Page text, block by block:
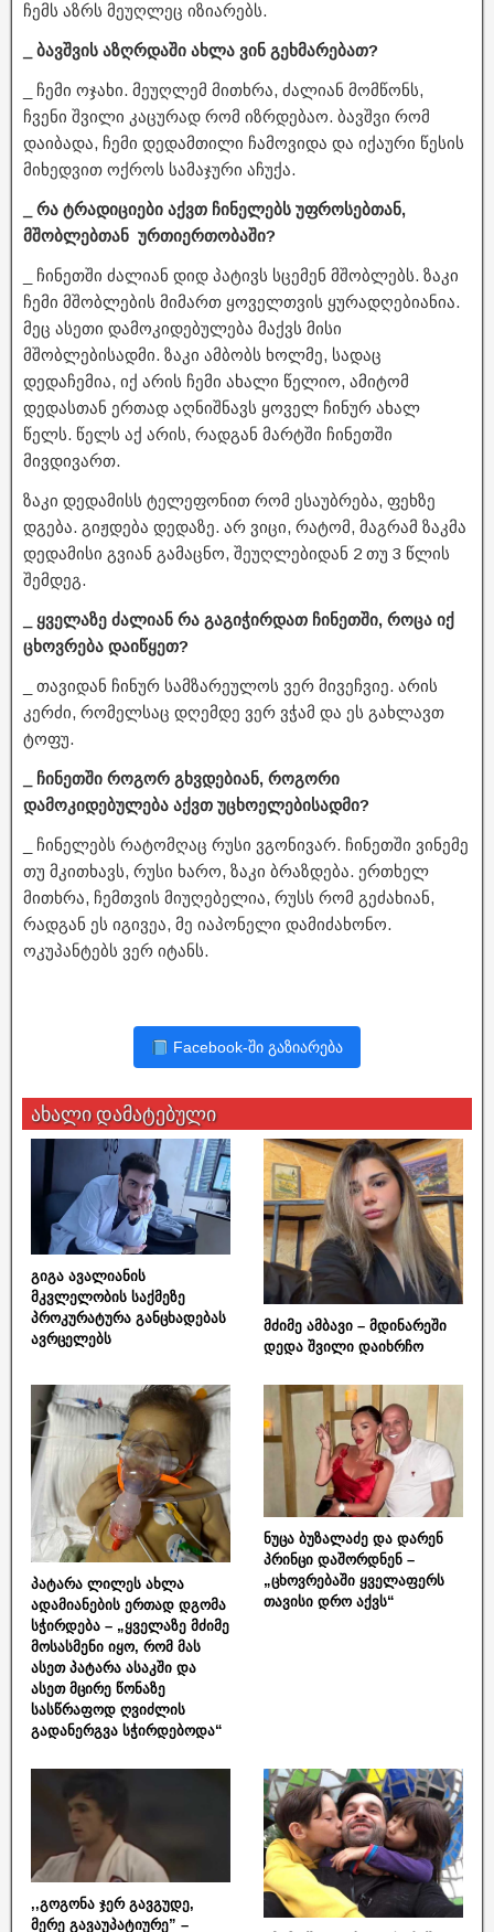
ჩემს აზრს მეუღლეც იზიარებს.
_ ბავშვის აზღრდაში ახლა ვინ გეხმარებათ?
_ ჩემი ოჯახი. მეუღლემ მითხრა, ძალიან მომწონს,
ჩვენი შვილი კაცურად რომ იზრდებაო. ბავშვი რომ
დაიბადა, ჩემი დედამთილი ჩამოვიდა და იქაური წესის
მიხედვით ოქროს სამაჯური აჩუქა.
_ რა ტრადიციები აქვთ ჩინელებს უფროსებთან,
მშობლებთან ურთიერთობაში?
_ ჩინეთში ძალიან დიდ პატივს სცემენ მშობლებს. ზაკი
ჩემი მშობლების მიმართ ყოველთვის ყურადღებიანია.
მეც ასეთი დამოკიდებულება მაქვს მისი
მშობლებისადმი. ზაკი ამბობს ხოლმე, სადაც
დედაჩემია, იქ არის ჩემი ახალი წელიო, ამიტომ
დედასთან ერთად აღნიშნავს ყოველ ჩინურ ახალ
წელს. წელს აქ არის, რადგან მარტში ჩინეთში
მივდივართ.
ზაკი დედამისს ტელეფონით რომ ესაუბრება, ფეხზე
დგება. გიჟდება დედაზე. არ ვიცი, რატომ, მაგრამ ზაკმა
დედამისი გვიან გამაცნო, შეუღლებიდან 2 თუ 3 წლის
შემდეგ.
_ ყველაზე ძალიან რა გაგიჭირდათ ჩინეთში, როცა იქ
ცხოვრება დაიწყეთ?
_ თავიდან ჩინურ სამზარეულოს ვერ მივეჩვიე. არის
კერძი, რომელსაც დღემდე ვერ ვჭამ და ეს გახლავთ
ტოფუ.
_ ჩინეთში როგორ გხვდებიან, როგორი
დამოკიდებულება აქვთ უცხოელებისადმი?
_ ჩინელებს რატომღაც რუსი ვგონივარ. ჩინეთში ვინემე
თუ მკითხავს, რუსი ხარო, ზაკი ბრაზდება. ერთხელ
მითხრა, ჩემთვის მიუღებელია, რუსს რომ გეძახიან,
რადგან ეს იგივეა, მე იაპონელი დამიძახონო.
ოკუპანტებს ვერ იტანს.
Facebook-ში გაზიარება
ახალი დამატებული
გიგა ავალიანის
მკვლელობის საქმეზე
პროკურატურა განცხადებას
ავრცელებს
მძიმე ამბავი – მდინარეში
დედა შვილი დაიხრჩო
პატარა ლილეს ახლა
ადამიანების ერთად დგომა
სჭირდება – „ყველაზე მძიმე
მოსასმენი იყო, რომ მას
ასეთ პატარა ასაკში და
ასეთ მცირე წონაზე
სასწრაფოდ ღვიძლის
გადანერგვა სჭირდებოდა“
ნუცა ბუზალაძე და დარენ
პრინცი დაშორდნენ –
„ცხოვრებაში ყველაფერს
თავისი დრო აქვს“
,,გოგონა ჯერ გავგუდე,
მერე გავაუპატიურე” –